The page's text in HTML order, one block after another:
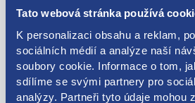
Tato webová stránka používá
K personalizaci obsahu a reklam,
sociálních médií a analýze naší
soubory cookie. Informace o tom,
sdílíme se svými partnery pro
analýzy. Partneři tyto údaje mohou
Kódy produktu